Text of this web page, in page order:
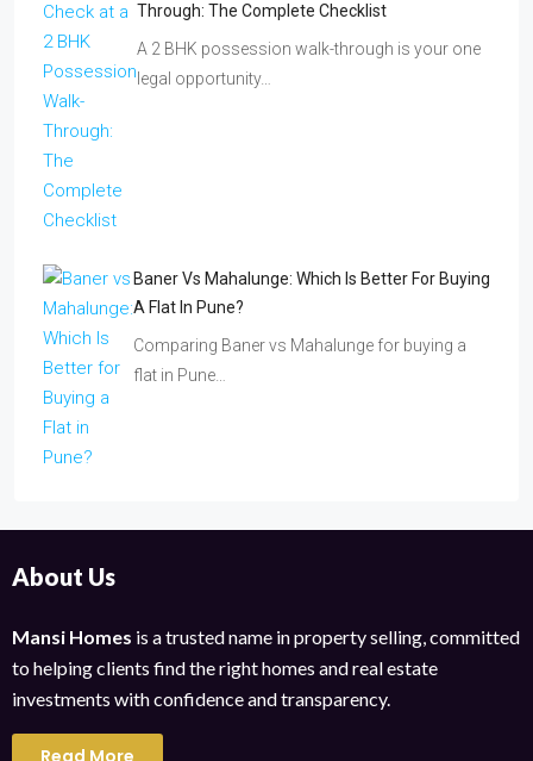
Through: The Complete Checklist
A 2 BHK possession walk-through is your one
legal opportunity…
Baner Vs Mahalunge: Which Is Better For Buying
A Flat In Pune?
Comparing Baner vs Mahalunge for buying a
flat in Pune…
About Us
Mansi Homes is a trusted name in property selling, committed
to helping clients find the right homes and real estate
investments with confidence and transparency.
Read More